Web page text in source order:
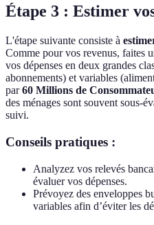
Étape 3 : Estimer
L'étape suivante consiste à
Comme pour vos revenus, faites
vos dépenses en deux grandes
abonnements) et variables
par60 Millions de
des ménages sont souvent sous-
suivi.
Conseils pratiques :
Analyzez vos relevés
évaluer vos dépenses.
Prévoyez des enveloppes
variables afin d’éviter les